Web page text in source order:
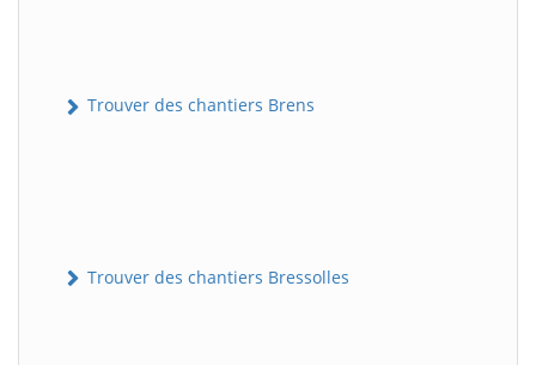
Trouver des chantiers Brens
Trouver des chantiers Bressolles